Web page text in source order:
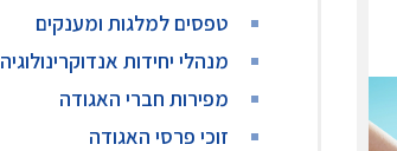
טפסים למלגות ומענקים
מנהלי יחידות אנדוקרינולוגיה
מפירות חברי האגודה
זוכי פרסי האגודה